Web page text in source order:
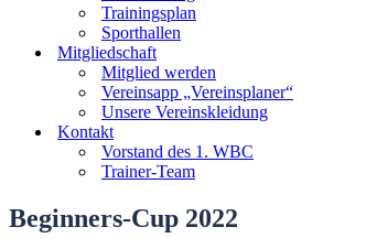
Trainingsplan
Sporthallen
Mitgliedschaft
Mitglied werden
Vereinsapp „Vereinsplaner“
Unsere Vereinskleidung
Kontakt
Vorstand des 1. WBC
Trainer-Team
Beginners-Cup 2022